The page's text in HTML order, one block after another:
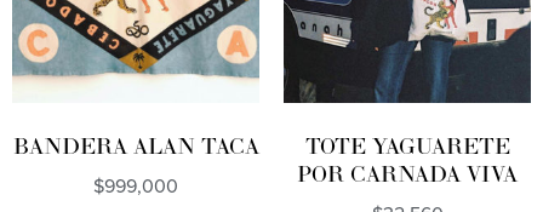
BANDERA ALAN TACA
$999,000
TOTE YAGUARETE
POR CARNADA VIVA